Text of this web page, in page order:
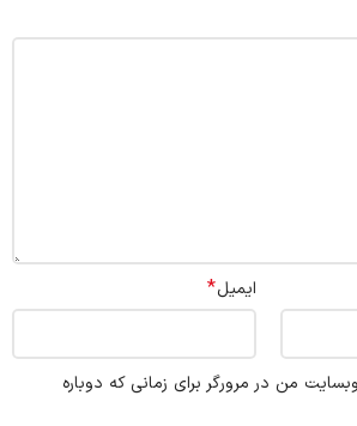
ایمیل*
من در مرورگر برای زمانی که دوباره